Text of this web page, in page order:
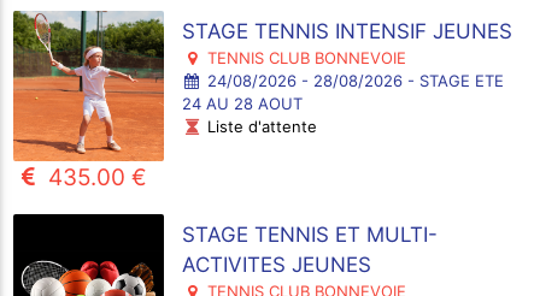
STAGE TENNIS INTENSIF JEUNES
TENNIS CLUB BONNEVOIE
24/08/2026 - 28/08/2026 - STAGE ETE
24 AU 28 AOUT
Liste d'attente
435.00 €
STAGE TENNIS ET MULTI-
ACTIVITES JEUNES
TENNIS CLUB BONNEVOIE